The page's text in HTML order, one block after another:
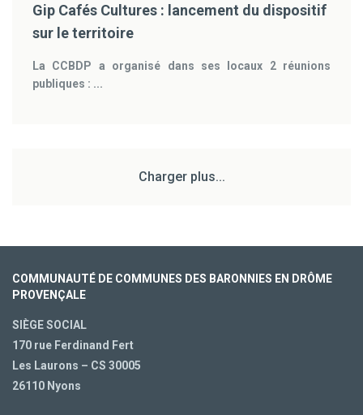
Gip Cafés Cultures : lancement du dispositif
sur le territoire
La CCBDP a organisé dans ses locaux 2 réunions
publiques : ...
Charger plus...
COMMUNAUTÉ DE COMMUNES DES BARONNIES EN DRÔME
PROVENÇALE
SIÈGE SOCIAL
170 rue Ferdinand Fert
Les Laurons – CS 30005
26110 Nyons